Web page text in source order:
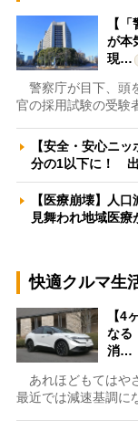
【
が本
現…
警察庁が目下、頭
官の採用試験の受験
【安全・安心ニ
分の1以下に！
【医療崩壊】人
見舞われ地域医
快適クルマ生
【4
なる
消…
あれほどもてはや
最近では減速基調に